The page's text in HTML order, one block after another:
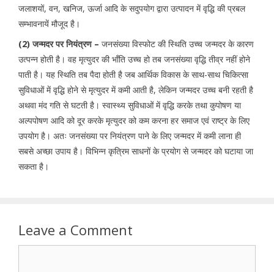
जलाशयों, वन, खनिज, ऊर्जा आदि के सदुपयोग द्वारा उत्पादन में वृद्धि की प्रबल
सम्भावनायें मौजूद है।
(2) जन्मदर पर नियंत्रण – जनसंख्या विस्फोट की स्थिति उच्च जन्मदर के कारण
उत्पन्न होती है। वह मृत्युदर की भाँति उच्च हो तब जनसंख्या वृद्धि तीव्र नहीं होने
पाती है। यह स्थिति तब पैदा होती है जब आर्थिक विकास के साथ-साथ चिकित्सा
सुविधाओं में वृद्धि होने से मृत्युदर में कमी आती है, लेकिन जन्मदर उच्च बनी रहती है
अथवा मंद गति से घटती है। स्वास्थ्य सुविधाओं में वृद्धि करके तथा कुपोषण या
अल्पपोषण आदि को दूर करके मृत्युदर को कम करना हर समाज एवं राष्ट्र के लिए
उपयोग है। अतः जनसंख्या पर नियंत्रण पाने के लिए जन्मदर में कमी लाना ही
सबसे अच्छा उपाय है। विभिन्न कृत्रिम साधनों के प्रयोग से जन्मदर को घटाया जा
सकता है।
Leave a Comment